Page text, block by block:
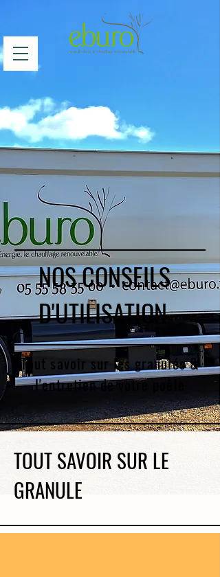
NOS CONSEILS
D'UTILISATION
Tout savoir sur les granulés &
l'entretien de votre poêle
TOUT SAVOIR SUR LE
GRANULE